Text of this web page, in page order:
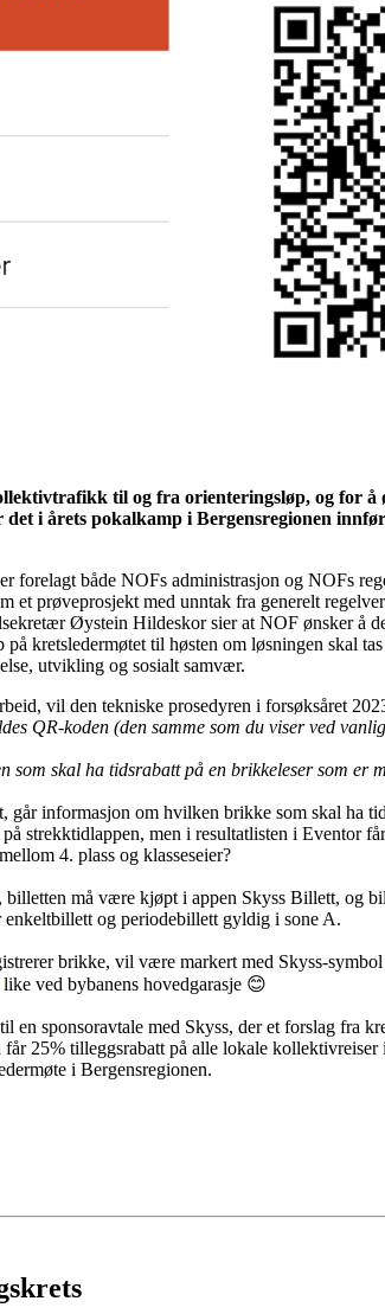
til og fra orienteringsløp, og for å
i årets pokalkamp i Bergensregionen
forelagt både NOFs administrasjon og NOFs
et prøveprosjekt med unntak fra generelt
Øystein Hildeskor sier at NOF ønsker å
kretsledermøtet til høsten om løsningen skal
utvikling og sosialt samvær.
vil den tekniske prosedyren i forsøksåret
QR-koden (den samme som du viser ved
skal ha tidsrabatt på en brikkeleser som er
informasjon om hvilken brikke som skal ha
strekktidlappen, men i resultatlisten i Eventor
4. plass og klasseseier?
må være kjøpt i appen Skyss Billett, og
og periodebillett gyldig i sone A.
brikke, vil være markert med Skyss-
like ved bybanens hovedgarasje 😊
en sponsoravtale med Skyss, der et forslag fra
25% tilleggsrabatt på alle lokale
i Bergensregionen.